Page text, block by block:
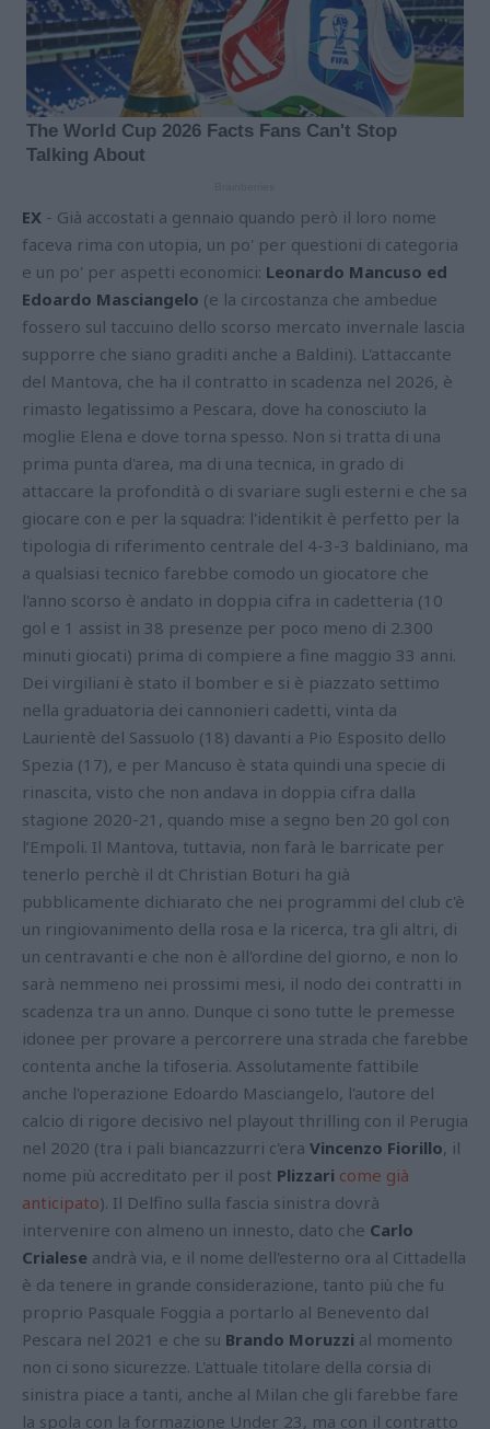
EX - Già accostati a gennaio quando però il loro nome
faceva rima con utopia, un po' per questioni di categoria
e un po' per aspetti economici: Leonardo Mancuso ed
Edoardo Masciangelo (e la circostanza che ambedue
fossero sul taccuino dello scorso mercato invernale lascia
supporre che siano graditi anche a Baldini). L'attaccante
del Mantova, che ha il contratto in scadenza nel 2026, è
rimasto legatissimo a Pescara, dove ha conosciuto la
moglie Elena e dove torna spesso. Non si tratta di una
prima punta d'area, ma di una tecnica, in grado di
attaccare la profondità o di svariare sugli esterni e che sa
giocare con e per la squadra: l'identikit è perfetto per la
tipologia di riferimento centrale del 4-3-3 baldiniano, ma
a qualsiasi tecnico farebbe comodo un giocatore che
l'anno scorso è andato in doppia cifra in cadetteria (10
gol e 1 assist in 38 presenze per poco meno di 2.300
minuti giocati) prima di compiere a fine maggio 33 anni.
Dei virgiliani è stato il bomber e si è piazzato settimo
nella graduatoria dei cannonieri cadetti, vinta da
Laurientè del Sassuolo (18) davanti a Pio Esposito dello
Spezia (17), e per Mancuso è stata quindi una specie di
rinascita, visto che non andava in doppia cifra dalla
stagione 2020-21, quando mise a segno ben 20 gol con
l’Empoli. Il Mantova, tuttavia, non farà le barricate per
tenerlo perchè il dt Christian Boturi ha già
pubblicamente dichiarato che nei programmi del club c'è
un ringiovanimento della rosa e la ricerca, tra gli altri, di
un centravanti e che non è all'ordine del giorno, e non lo
sarà nemmeno nei prossimi mesi, il nodo dei contratti in
scadenza tra un anno. Dunque ci sono tutte le premesse
idonee per provare a percorrere una strada che farebbe
contenta anche la tifoseria. Assolutamente fattibile
anche l'operazione Edoardo Masciangelo, l'autore del
calcio di rigore decisivo nel playout thrilling con il Perugia
nel 2020 (tra i pali biancazzurri c'era Vincenzo Fiorillo, il
nome più accreditato per il post Plizzari come già
anticipato). Il Delfino sulla fascia sinistra dovrà
intervenire con almeno un innesto, dato che Carlo
Crialese andrà via, e il nome dell'esterno ora al Cittadella
è da tenere in grande considerazione, tanto più che fu
proprio Pasquale Foggia a portarlo al Benevento dal
Pescara nel 2021 e che su Brando Moruzzi al momento
non ci sono sicurezze. L'attuale titolare della corsia di
sinistra piace a tanti, anche al Milan che gli farebbe fare
la spola con la formazione Under 23, ma con il contratto